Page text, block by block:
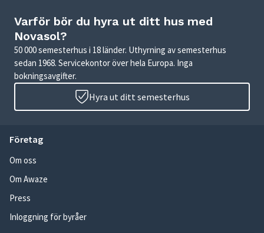
Varför bör du hyra ut ditt hus med
Novasol?
50 000 semesterhus i 18 länder. Uthyrning av semesterhus
sedan 1968. Servicekontor över hela Europa. Inga
bokningsavgifter.
Hyra ut ditt semesterhus
Företag
Om oss
Om Awaze
Press
Inloggning för byråer